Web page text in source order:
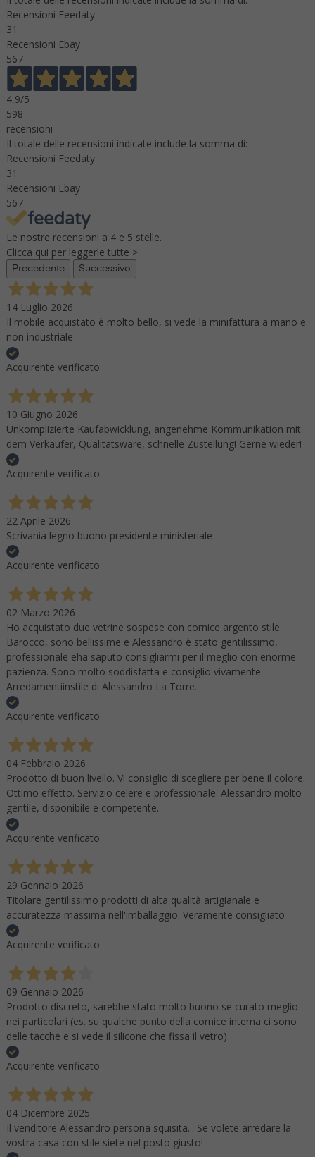
Recensioni Feedaty
31
Recensioni Ebay
567
4,9/5
598
recensioni
Il totale delle recensioni indicate include la somma di:
Recensioni Feedaty
31
Recensioni Ebay
567
Le nostre recensioni a 4 e 5 stelle.
Clicca qui per leggerle tutte >
Precedente Successivo
14 Luglio 2026
Il mobile acquistato è molto bello, si vede la minifattura a mano e
non industriale
Acquirente verificato
10 Giugno 2026
Unkomplizierte Kaufabwicklung, angenehme Kommunikation mit
dem Verkäufer, Qualitätsware, schnelle Zustellung! Gerne wieder!
Acquirente verificato
22 Aprile 2026
Scrivania legno buono presidente ministeriale
Acquirente verificato
02 Marzo 2026
Ho acquistato due vetrine sospese con cornice argento stile
Barocco, sono bellissime e Alessandro è stato gentilissimo,
professionale eha saputo consigliarmi per il meglio con enorme
pazienza. Sono molto soddisfatta e consiglio vivamente
Arredamentiinstile di Alessandro La Torre.
Acquirente verificato
04 Febbraio 2026
Prodotto di buon livello. Vi consiglio di scegliere per bene il colore.
Ottimo effetto. Servizio celere e professionale. Alessandro molto
gentile, disponibile e competente.
Acquirente verificato
29 Gennaio 2026
Titolare gentilissimo prodotti di alta qualità artigianale e
accuratezza massima nell'imballaggio. Veramente consigliato
Acquirente verificato
09 Gennaio 2026
Prodotto discreto, sarebbe stato molto buono se curato meglio
nei particolari (es. su qualche punto della cornice interna ci sono
delle tacche e si vede il silicone che fissa il vetro)
Acquirente verificato
04 Dicembre 2025
Il venditore Alessandro persona squisita... Se volete arredare la
vostra casa con stile siete nel posto giusto!